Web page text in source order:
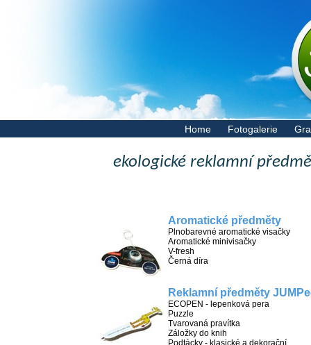
Home Fotogalerie
ekologické reklamní
Aromatické předměty
Plnobarevné aromatické visačky
Aromatické minivisačky
V-fresh
Černá díra
Reklamní předměty
ECOPEN - lepenková pera
Puzzle
Tvarovaná pravítka
Záložky do knih
Podtácky - klasické a dekorační